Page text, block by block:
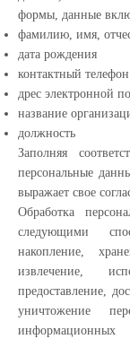
формы, данные
фамилию, имя,
дата рождения
контактный телефон
дрес электронной
название
должность
Заполняя
персональные
выражает свое
Обработка
следующими
накопление,
извлечение,
предоставление,
уничтожение